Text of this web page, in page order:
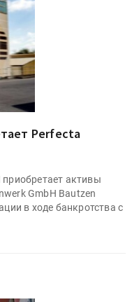
Perfecta
активы
GmbH Bautzen
в ходе банкротства с